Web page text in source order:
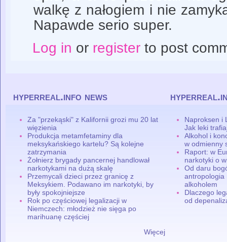
walkę z nałogiem i nie
Napawde serio super.
Log in or registerto post
hyperreal.info news
Za "przekąski" z Kalifornii grozi mu 20 lat
więzienia
Produkcja metamfetaminy dla
meksykańskiego kartelu? Są kolejne
zatrzymania
Żołnierz brygady pancernej handlował
narkotykami na dużą skalę
Przemycali dzieci przez granicę z
Meksykiem. Podawano im narkotyki, by
były spokojniejsze
Rok po częściowej legalizacji w
Niemczech: młodzież nie sięga po
marihuanę częściej
Więcej
Naproksen i
Jak leki
Alkohol i
w odmienny
Raport: w
narkotyki o
Od daru
antropologia
alkoholem
Dlaczego
od